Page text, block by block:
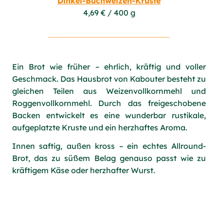
4,69 € / 400 g
Ein Brot wie früher – ehrlich, kräftig und voller
Geschmack. Das Hausbrot von Kabouter besteht zu
gleichen Teilen aus Weizenvollkornmehl und
Roggenvollkornmehl. Durch das freigeschobene
Backen entwickelt es eine wunderbar rustikale,
aufgeplatzte Kruste und ein herzhaftes Aroma.
Innen saftig, außen kross – ein echtes Allround-
Brot, das zu süßem Belag genauso passt wie zu
kräftigem Käse oder herzhafter Wurst.